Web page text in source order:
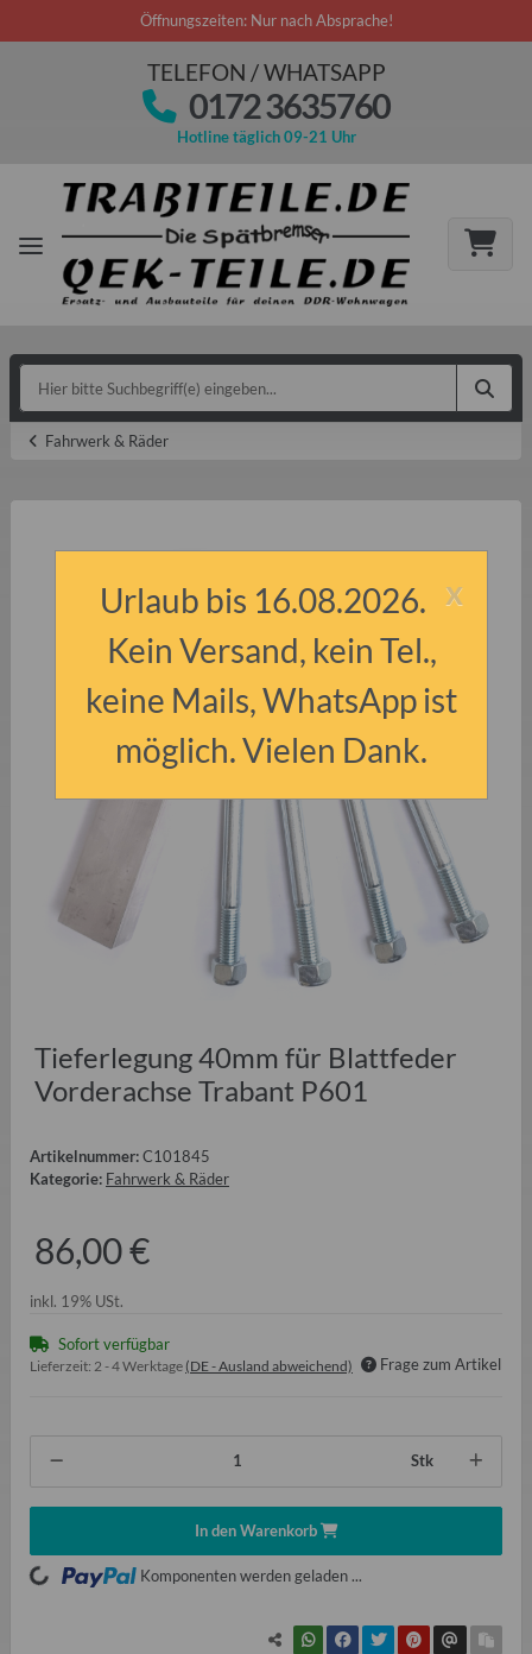
Öffnungszeiten: Nur nach Absprache!
TELEFON / WHATSAPP
0172 3635760
Hotline täglich 09-21 Uhr
Fahrwerk & Räder
Tieferlegung 40mm für Blattfeder
Vorderachse Trabant P601
Artikelnummer:C101845
Kategorie: Fahrwerk & Räder
86,00 €
inkl. 19% USt.
Sofort verfügbar
Lieferzeit: 2 - 4 Werktage (DE - Ausland abweichend) Frage zum Artikel
Stk
In den Warenkorb
Komponenten werden geladen ...
x
Urlaub bis 16.08.2026.
Kein Versand, kein Tel.,
keine Mails, WhatsApp ist
möglich. Vielen Dank.